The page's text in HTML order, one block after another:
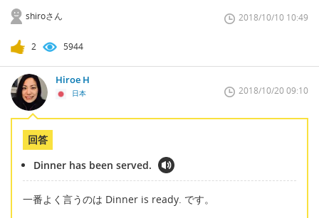
shiroさん 2018/10/10 10:49
2 5944
Hiroe H
日本 2018/10/20 09:10
回答
Dinner has been served.
一番よく言うのは Dinner is ready. です。